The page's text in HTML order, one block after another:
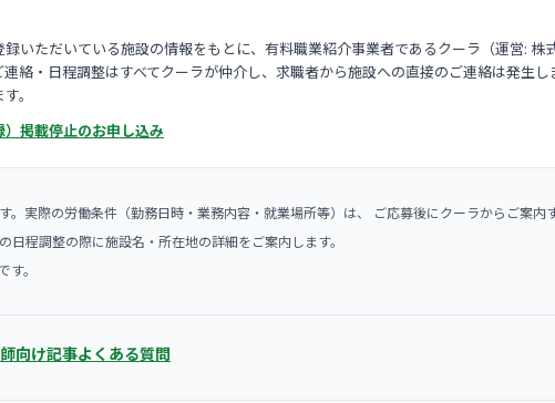
いただいている施設の情報をもとに、有料職業紹介事業者であるクーラ（運営:
絡・日程調整はすべてクーラが仲介し、求職者から施設への直接のご連絡は発生
。
掲載停止のお申し込み
実際の労働条件（勤務日時・業務内容・就業場所等）は、 ご応募後にクーラからご案内
程調整の際に施設名・所在地の詳細をご案内します。
。
向け記事よくある質問